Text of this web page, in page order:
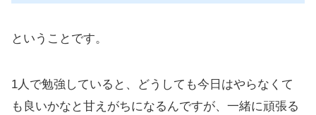
ということです。
1人で勉強していると、どうしても今日はやらなくて
も良いかなと甘えがちになるんですが、一緒に頑張る